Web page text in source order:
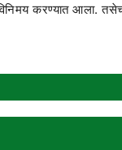
करण्यात आला.